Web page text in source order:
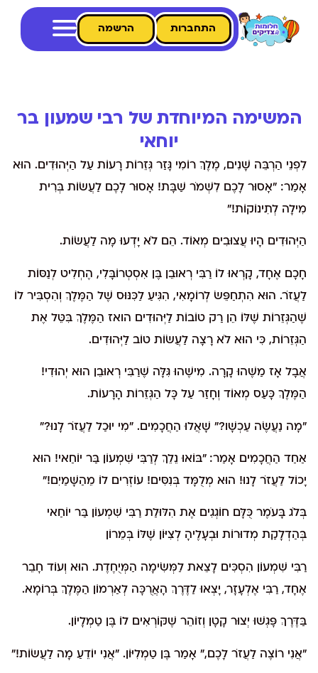
התחברות הרשמה
המשימה המיוחדת של רבי שמעון בר
יוחאי
לִפְנֵי הַרְבֵּה שָׁנִים, מֶלֶךְ רוֹמִי גָּזַר גְּזֵרוֹת רָעוֹת עַל הַיְּהוּדִים. הוּא
אָמַר: "אָסוּר לָכֶם לִשְׁמֹר שַׁבָּת! אָסוּר לָכֶם לַעֲשׂוֹת בְּרִית
מִילָה לְתִינוֹקוֹת!"
הַיְּהוּדִים הָיוּ עֲצוּבִים מְאוֹד. הֵם לֹא יָדְעוּ מָה לַעֲשׂוֹת.
חָכָם אֶחָד, קָרְאוּ לוֹ רַבִּי רְאוּבֵן בֶּן אִסְטְרוֹבָּלִי, הֶחְלִיט לְנַסּוֹת
לַעֲזֹר. הוּא הִתְחַפֵּשׂ לְרוֹמָאִי, הִגִּיעַ לַכִּנּוּס שֶׁל הַמֶּלֶךְ וְהִסְבִּיר לוֹ
שֶׁהַגְּזֵרוֹת שֶׁלּוֹ הֵן רַק טוֹבוֹת לַיְּהוּדִים הואז הַמֶּלֶךְ בִּטֵּל אֶת
הַגְּזֵרוֹת, כִּי הוּא לֹא רָצָה לַעֲשׂוֹת טוֹב לַיְּהוּדִים.
אֲבָל אָז מַשֶּׁהוּ קָרָה. מִישֶׁהוּ גִּלָּה שֶׁרַבִּי רְאוּבֵן הוּא יְהוּדִי!
הַמֶּלֶךְ כָּעַס מְאוֹד וְחָזַר עַל כָּל הַגְּזֵרוֹת הָרָעוֹת.
"מָה נַעֲשֶׂה עַכְשָׁו?" שָׁאֲלוּ הַחֲכָמִים. "מִי יוּכַל לַעֲזֹר לָנוּ?"
אַחַד הַחֲכָמִים אָמַר: "בּוֹאוּ נֵלֵךְ לְרַבִּי שִׁמְעוֹן בַּר יוֹחַאי! הוּא
יָכוֹל לַעֲזֹר לָנוּ! הוּא מְלֻמָּד בְּנִסִּים! עוֹזְרִים לוֹ מֵהַשָּׁמַיִם!"
בְּלֹג בָּעֹמֶר כֻּלָּם חוֹגְגִים אֶת הִלּוּלַת רַבִּי שִׁמְעוֹן בַּר יוֹחַאי
בְּהַדְלָקַת מְדוּרוֹת וּבְעָלֶיהָ לְצִיּוֹן שֶׁלּוֹ בְּמֵרוֹן
רַבִּי שִׁמְעוֹן הִסְכִּים לָצֵאת לַמְּשִׂימָה הַמְּיֻחֶדֶת. הוּא וְעוֹד חָבֵר
אֶחָד, רַבִּי אֶלְעָזָר, יָצְאוּ לַדֶּרֶךְ הָאֲרֻכָּה לְאַרְמוֹן הַמֶּלֶךְ בְּרוֹמָא.
בַּדֶּרֶךְ פָּגְשׁוּ יְצוּר קָטָן וְזוֹהֵר שֶׁקּוֹרְאִים לוֹ בֶּן טַמְלָיוֹן.
"אֲנִי רוֹצֶה לַעֲזֹר לָכֶם," אָמַר בֶּן טַמְלִיּוֹן. "אֲנִי יוֹדֵעַ מָה לַעֲשׂוֹת!"